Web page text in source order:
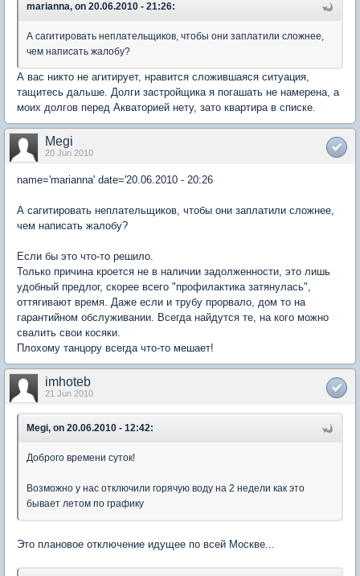
marianna, on 20.06.2010 - 21:26:
А сагитировать неплательщиков, чтобы они заплатили сложнее,
чем написать жалобу?
А вас никто не агитирует, нравится сложившаяся ситуация,
тащитесь дальше. Долги застройщика я погашать не намерена, а
моих долгов перед Акваторией нету, зато квартира в списке.
Megi
20 Jun 2010
name='marianna' date='20.06.2010 - 20:26
А сагитировать неплательщиков, чтобы они заплатили сложнее,
чем написать жалобу?
Если бы это что-то решило.
Только причина кроется не в наличии задолженности, это лишь
удобный предлог, скорее всего "профилактика затянулась",
оттягивают время. Даже если и трубу прорвало, дом то на
гарантийном обслуживании. Всегда найдутся те, на кого можно
свалить свои косяки.
Плохому танцору всегда что-то мешает!
imhoteb
21 Jun 2010
Megi, on 20.06.2010 - 12:42:
Доброго времени суток!
Возможно у нас отключили горячую воду на 2 недели как это
бывает летом по графику
Это плановое отключение идущее по всей Москве...